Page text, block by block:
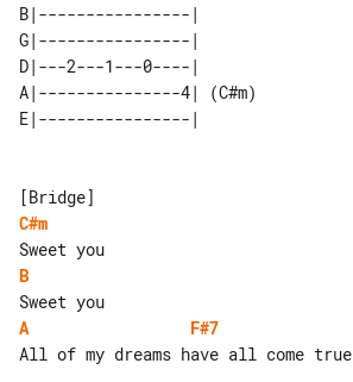
B|----------------|
G|----------------|
D|---2---1---0----|
A|---------------4| (C#m)
C#m
B
A
F#7
All of my dreams have all come true